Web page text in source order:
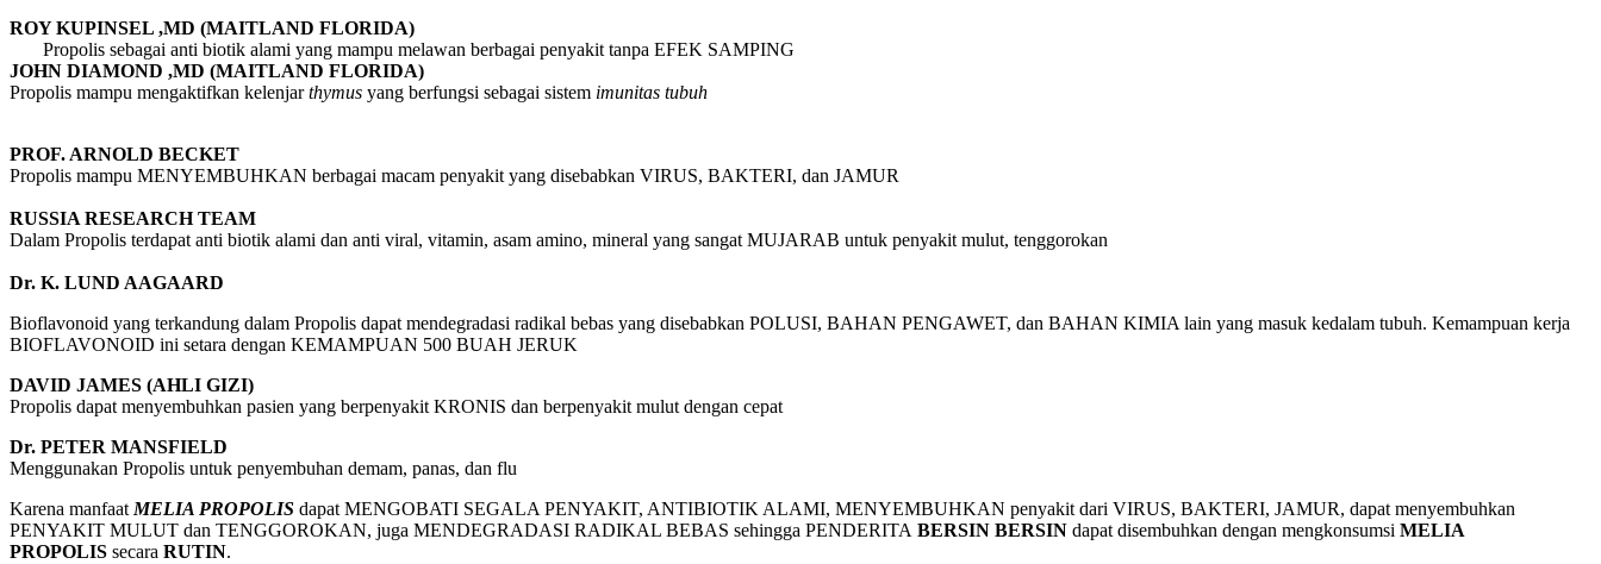
ROY KUPINSEL ,MD (MAITLAND FLORIDA)
Propolis sebagai anti biotik alami yang mampu melawan berbagai penyakit tanpa EFEK SAMPING
JOHN DIAMOND ,MD (MAITLAND FLORIDA)
Propolis mampu mengaktifkan kelenjarthymus yang berfungsi sebagai sistem imunitas tubuh
PROF. ARNOLD BECKET
Propolis mampu MENYEMBUHKAN berbagai macam penyakit yang disebabkan VIRUS, BAKTERI, dan JAMUR
RUSSIA RESEARCH TEAM
Dalam Propolis terdapat anti biotik alami dan anti viral, vitamin, asam amino, mineral yang sangat MUJARAB untuk penyakit mulut, tenggorokan
Dr. K. LUND AAGAARD
Bioflavonoid yang terkandung dalam Propolis dapat mendegradasi radikal bebas yang disebabkan POLUSI, BAHAN PENGAWET, dan BAHAN KIMIA lain yang masuk kedalam tubuh. Kemampuan kerja
BIOFLAVONOID ini setara dengan KEMAMPUAN 500 BUAH JERUK
DAVID JAMES (AHLI GIZI)
Propolis dapat menyembuhkan pasien yang berpenyakit KRONIS dan berpenyakit mulut dengan cepat
Dr. PETER MANSFIELD
Menggunakan Propolis untuk penyembuhan demam, panas, dan flu
Karena manfaat MELIA PROPOLIS dapat MENGOBATI SEGALA PENYAKIT, ANTIBIOTIK ALAMI, MENYEMBUHKAN penyakit dari VIRUS, BAKTERI, JAMUR, dapat menyembuhkan
PENYAKIT MULUT dan TENGGOROKAN, juga MENDEGRADASI RADIKAL BEBAS sehingga PENDERITA BERSIN BERSIN dapat disembuhkan dengan mengkonsumsi MELIA
PROPOLIS secara RUTIN.